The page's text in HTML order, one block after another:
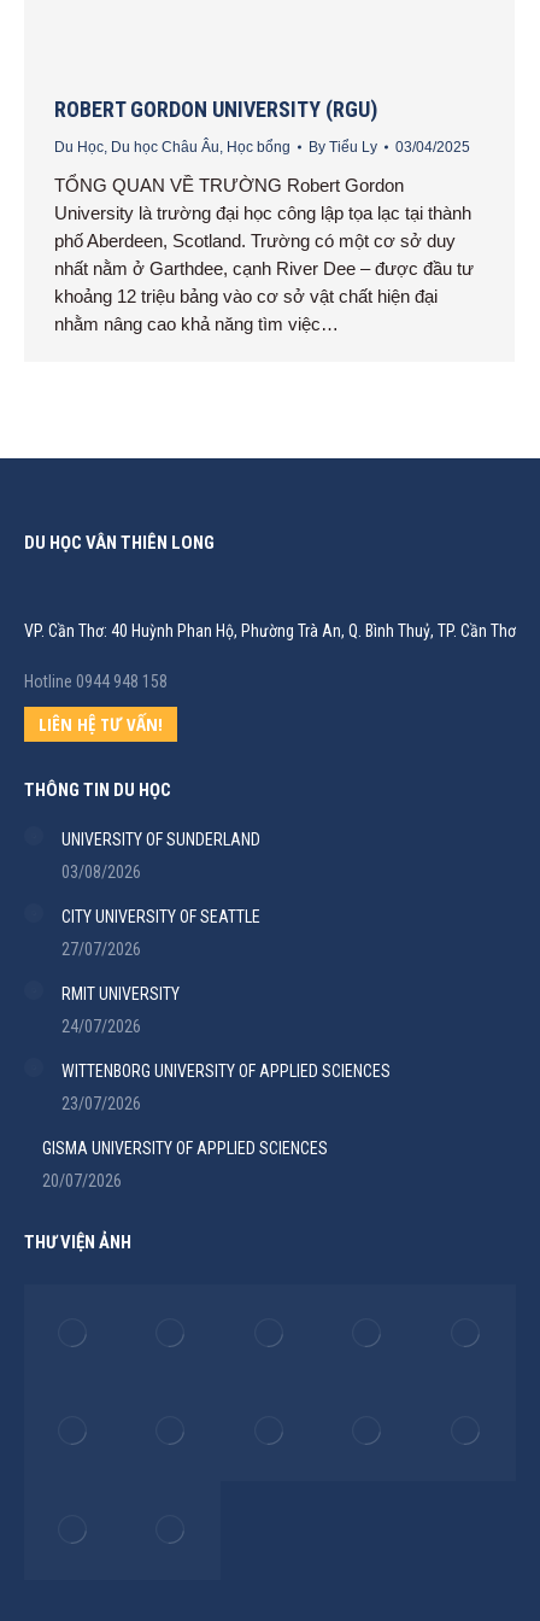
ROBERT GORDON UNIVERSITY (RGU)
Du Học, Du học Châu Âu, Học bổng By Tiểu Ly 03/04/2025
TỔNG QUAN VỀ TRƯỜNG Robert Gordon
University là trường đại học công lập tọa lạc tại thành
phố Aberdeen, Scotland. Trường có một cơ sở duy
nhất nằm ở Garthdee, cạnh River Dee – được đầu tư
khoảng 12 triệu bảng vào cơ sở vật chất hiện đại
nhằm nâng cao khả năng tìm việc…
DU HỌC VÂN THIÊN LONG
VP. Cần Thơ: 40 Huỳnh Phan Hộ, Phường Trà An, Q. Bình Thuỷ, TP. Cần Thơ
Hotline 0944 948 158
LIÊN HỆ TƯ VẤN!
THÔNG TIN DU HỌC
UNIVERSITY OF SUNDERLAND
03/08/2026
CITY UNIVERSITY OF SEATTLE
27/07/2026
RMIT UNIVERSITY
24/07/2026
WITTENBORG UNIVERSITY OF APPLIED SCIENCES
23/07/2026
GISMA UNIVERSITY OF APPLIED SCIENCES
20/07/2026
THƯ VIỆN ẢNH